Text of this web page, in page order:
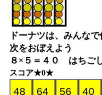
ドーナツは、みんな
次をおぼえよう
８×５＝４０ はちご
スコア★0★